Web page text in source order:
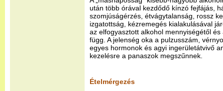
után több órával kezdődő kínzó fejfájás,
szomjúságérzés, étvágytalanság, rossz
izgatottság, kézremegés kialakulásával
az elfogyasztott alkohol mennyiségétől
függ. A jelenség oka a pulzusszám,
egyes hormonok és agyi ingerületátvivő
kezelésre a panaszok megszűnnek.
Ételmérgezés